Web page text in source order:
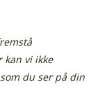
vi ikke
du ser på din